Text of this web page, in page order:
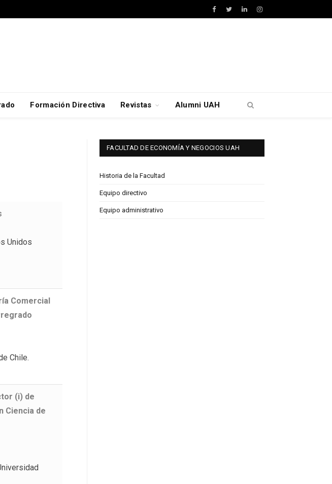
Facebook
TwitterLinkedInInstagram
Formación Directiva Revistas Alumni UAH
Unidos
Comercial
Chile.
(i) de
Ciencia de
FACULTAD DE ECONOMÍA Y NEGOCIOS UAH
Historia de la Facultad
Equipo directivo
Equipo administrativo